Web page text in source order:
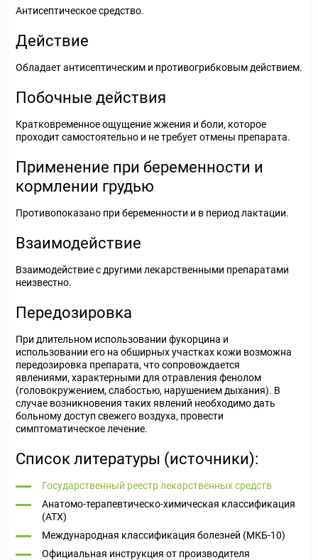
Антисептическое средство.
Действие
Обладает антисептическим и противогрибковым действием.
Побочные действия
Кратковременное ощущение жжения и боли, которое
проходит самостоятельно и не требует отмены препарата.
Применение при беременности и
кормлении грудью
Противопоказано при беременности и в период лактации.
Взаимодействие
Взаимодействие с другими лекарственными препаратами
неизвестно.
Передозировка
При длительном использовании фукорцина и
использовании его на обширных участках кожи возможна
передозировка препарата, что сопровождается
явлениями, характерными для отравления фенолом
(головокружением, слабостью, нарушением дыхания). В
случае возникновения таких явлений необходимо дать
больному доступ свежего воздуха, провести
симптоматическое лечение.
Список литературы (источники):
Государственный реестр лекарственных средств
Анатомо-терапевтическо-химическая классификация
(ATX)
Международная классификация болезней (МКБ-10)
Официальная инструкция от производителя